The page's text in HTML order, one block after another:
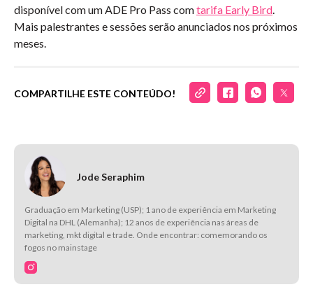
disponível com um ADE Pro Pass comtarifa Early Bird.
Mais palestrantes e sessões serão anunciados nos próximos
meses.
COMPARTILHE ESTE CONTEÚDO!
Jode Seraphim
Graduação em Marketing (USP); 1 ano de experiência em Marketing
Digital na DHL (Alemanha); 12 anos de experiência nas áreas de
marketing, mkt digital e trade. Onde encontrar: comemorando os
fogos no mainstage